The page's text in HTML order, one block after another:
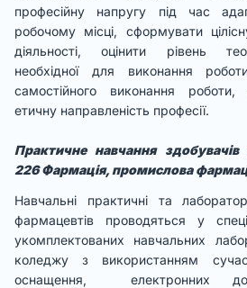
професійну напругу під час
робочому місці, сформувати
діяльності, оцінити рівень
необхідної для виконання
самостійного виконання роботи,
етичну направленість професії.
Практичне навчання здобувачів
226 Фармація, промислова
Навчальні практичні та
фармацевтів проводяться у
укомплектованих навчальних
коледжу з використанням
оснащення, електронних